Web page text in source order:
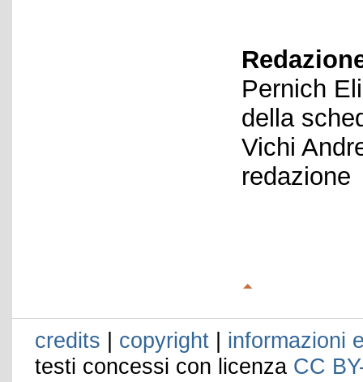
Pernich
della
Vichi
redazione
credits | copyright | informazioni
testi concessi con licenza CC